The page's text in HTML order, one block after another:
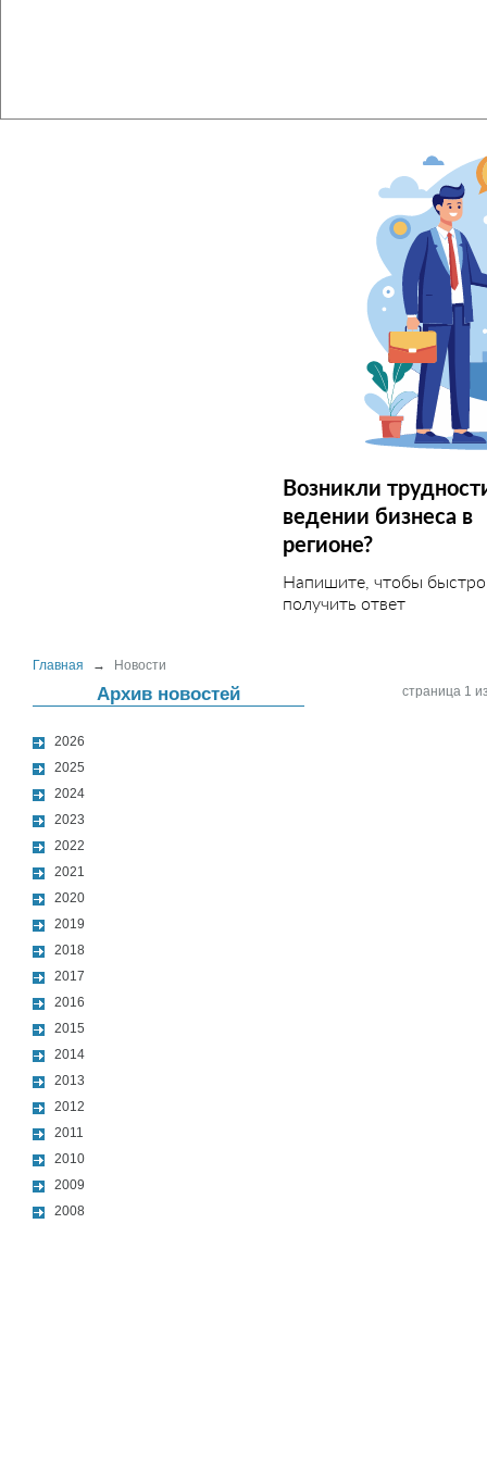
Возникли
ведении бизнеса в
регионе?
Напишите, чтобы быстро
получить ответ
Главная → Новости
Архив новостей
2026
2025
2024
2023
2022
2021
2020
2019
2018
2017
2016
2015
2014
2013
2012
2011
2010
2009
2008
страница 1